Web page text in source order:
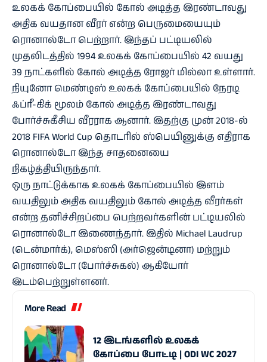
உலகக் கோப்பையில் கோல் அடித்த இரண்டாவது
அதிக வயதான வீரர் என்ற பெருமையையும்
ரொனால்டோ பெற்றார். இந்தப் பட்டியலில்
முதலிடத்தில் 1994 உலகக் கோப்பையில் 42 வயது
39 நாட்களில் கோல் அடித்த ரோஜர் மில்லா உள்ளார்.
நியுனோ மெண்டிஸ் உலகக் கோப்பையில் நேரடி
ஃப்ரீ-கிக் மூலம் கோல் அடித்த இரண்டாவது
போர்ச்சுகீசிய வீரராக ஆனார். இதற்கு முன் 2018-ல்
2018 FIFA World Cup தொடரில் ஸ்பெயினுக்கு எதிராக
ரொனால்டோ இந்த சாதனையை
நிகழ்த்தியிருந்தார்.
ஒரு நாட்டுக்காக உலகக் கோப்பையில் இளம்
வயதிலும் அதிக வயதிலும் கோல் அடித்த வீரர்கள்
என்ற தனிச்சிறப்பை பெற்றவர்களின் பட்டியலில்
ரொனால்டோ இணைந்தார். இதில் Michael Laudrup
(டென்மார்க்), மெஸ்ஸி (அர்ஜென்டினா) மற்றும்
ரொனால்டோ (போர்ச்சுகல்) ஆகியோர்
இடம்பெற்றுள்ளனர்.
More Read
12 இடங்களில் உலகக்
கோப்பை போட்டி | ODI WC 2027